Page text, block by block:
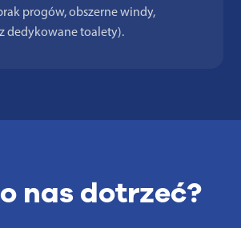
progów, obszerne windy,
dedykowane toalety).
nas dotrzeć?